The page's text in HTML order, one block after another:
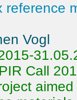
reference
Vogl
Call